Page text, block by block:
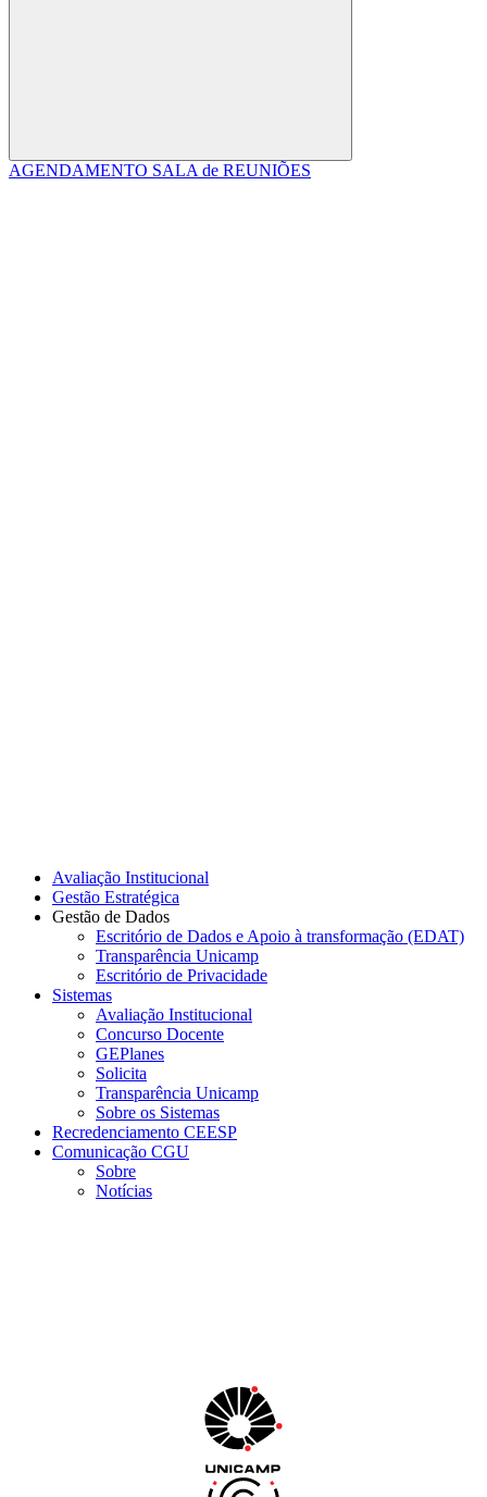
Buscar
AGENDAMENTO SALA de REUNIÕES
Avaliação Institucional
Gestão Estratégica
Gestão de Dados
Escritório de Dados e Apoio à transformação (EDAT)
Transparência Unicamp
Escritório de Privacidade
Sistemas
Avaliação Institucional
Concurso Docente
GEPlanes
Solicita
Transparência Unicamp
Sobre os Sistemas
Recredenciamento CEESP
Comunicação CGU
Sobre
Notícias